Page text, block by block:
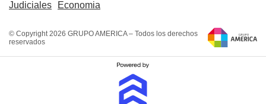
Judiciales
Economia
© Copyright 2026 GRUPO AMERICA – Todos los derechos
reservados